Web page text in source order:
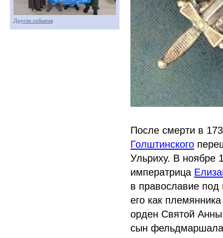
После смерти в
Голштинского
Ульриху. В ноябре
императрица
в православие
его как
орден Святой
сын
Другие события